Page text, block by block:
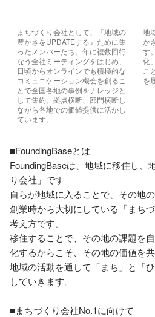
まちづくり会社として、『地域の
豊かさをUPDATEする』ために集
ったメンバーたち。年に複数回行
なう全社ミーティングをはじめ、
日頃からオンラインでも積極的な
コミュニケーション機会を創るこ
とで全国各地の事例をナレッジと
して集約。拠点横断、部門横断し
ながら各地での価値提供に活かし
ています。
地
か
す
化
こ
を
■FoundingBaseとは
FoundingBaseは、地域に移住し、
り会社」です
自らが地域に入ることで、その地
創業時から大切にしている「まち
考え方です。
移住することで、その地の課題を
化するからこそ、その地の価値を共
地域の活動を通して「まち」と「
していきます。
■まちづくり会社No.1に向けて